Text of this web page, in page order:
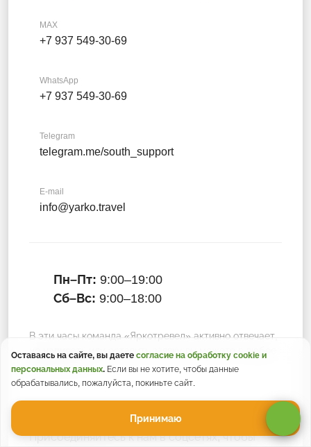
MAX
+7 937 549-30-69
WhatsApp
+7 937 549-30-69
Telegram
telegram.me/south_support
E-mail
info@yarko.travel
Пн–Пт: 9:00–19:00
Сб–Вс: 9:00–18:00
В эти часы команда «Яркотревел» активно отвечает,
но написать или оставить заявку вы можете в любое
время суток :)
Присоединяйтесь к нам в соцсетях, чтобы
Оставаясь на сайте, вы даете согласие на обработку cookie и
персональных данных. Если вы не хотите, чтобы данные
обрабатывались, пожалуйста, покиньте сайт.
Принимаю